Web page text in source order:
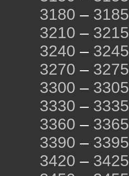
3180 – 3185
3210 – 3215
3240 – 3245
3270 – 3275
3300 – 3305
3330 – 3335
3360 – 3365
3390 – 3395
3420 – 3425